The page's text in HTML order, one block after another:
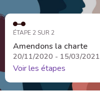
ÉTAPE 2 SUR 2
Amendons la charte
20/11/2020 - 15/03/2021
Voir les étapes